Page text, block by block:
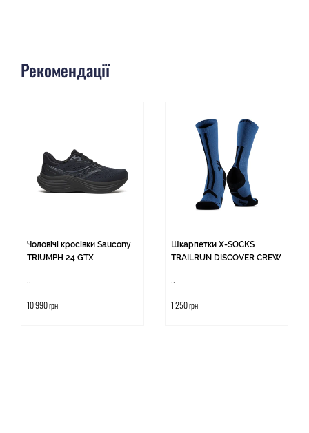
Рекомендації
Чоловічі кросівки Saucony
TRIUMPH 24 GTX
10 990 грн
Шкарпетки X-SOCKS
TRAILRUN DISCOVER CREW
1 250 грн